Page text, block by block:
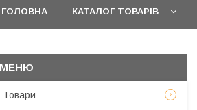
ГОЛОВНА КАТАЛОГ ТОВАРІВ
Товари